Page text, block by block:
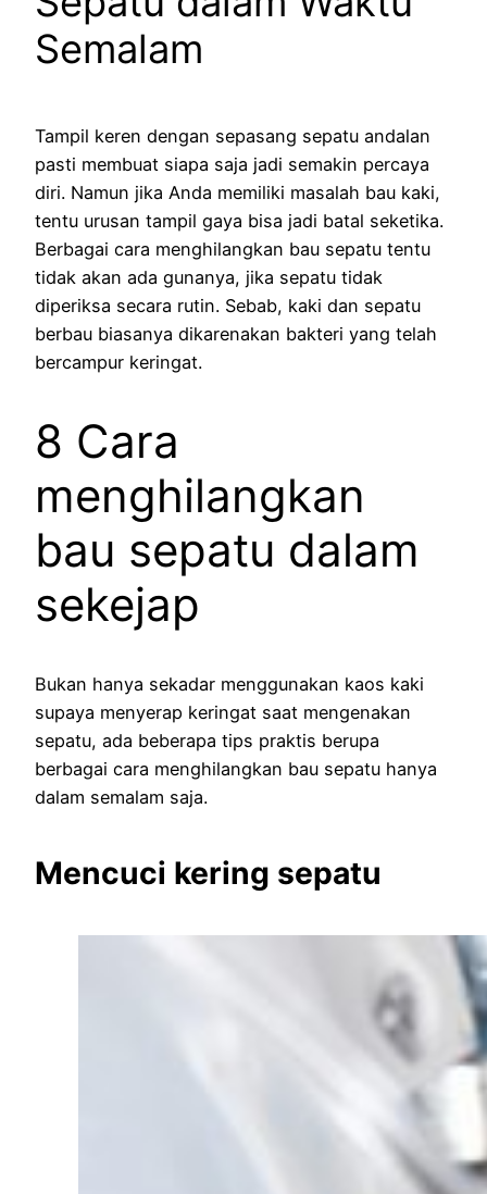
Semalam
Tampil keren dengan sepasang sepatu andalan
pasti membuat siapa saja jadi semakin percaya
diri. Namun jika Anda memiliki masalah bau kaki,
tentu urusan tampil gaya bisa jadi batal seketika.
Berbagai cara menghilangkan bau sepatu tentu
tidak akan ada gunanya, jika sepatu tidak
diperiksa secara rutin. Sebab, kaki dan sepatu
berbau biasanya dikarenakan bakteri yang telah
bercampur keringat.
8 Cara
menghilangkan
bau sepatu dalam
sekejap
Bukan hanya sekadar menggunakan kaos kaki
supaya menyerap keringat saat mengenakan
sepatu, ada beberapa tips praktis berupa
berbagai cara menghilangkan bau sepatu hanya
dalam semalam saja.
Mencuci kering sepatu